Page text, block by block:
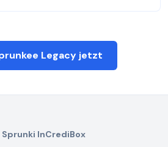
Legacy jetzt
Sprunki InCrediBox